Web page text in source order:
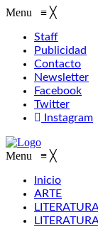
Menu ≡ ╳
Staff
Publicidad
Contacto
Newsletter
Facebook
Twitter
Instagram
Menu ≡ ╳
Inicio
ARTE